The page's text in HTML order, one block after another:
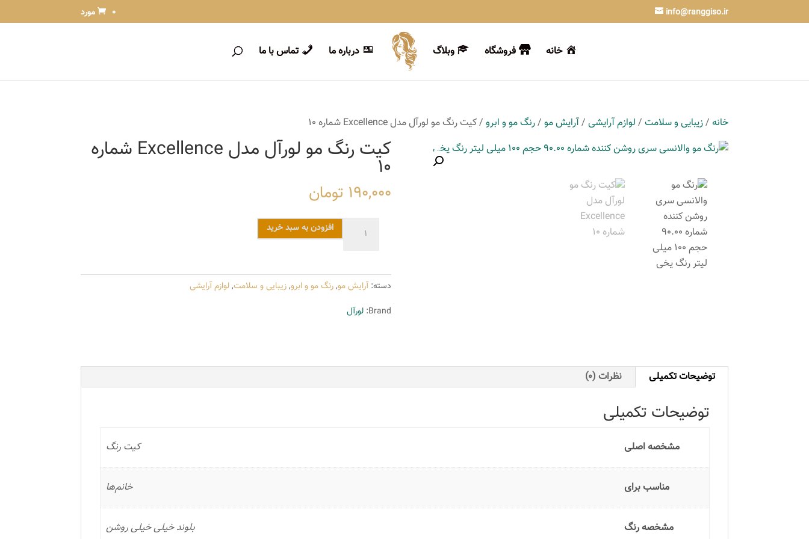
info@ranggiso.ir 0 مورد
خانه فروشگاه وبلاگ درباره ما تماس با ما
خانه /زیبایی و سلامت / لوازم آرایشی /آرایش مو /رنگ مو و ابرو / کیت رنگ مو لورآل مدل Excellence شماره 10
کیت رنگ مو لورآل مدل Excellence شماره
10
190,000 تومان
لورآل
مدل
Excellence
افزودن به سبد خرید
دسته:آرایش مو,رنگ مو و ابرو,زیبایی و سلامت,لوازم آرایشی
Brand: لورآل
توضیحات تکمیلی نظرات (0)
توضیحات تکمیلی
مشخصه اصلی کیت رنگ
مناسب برای خانم‌ها
مشخصه رنگ بلوند خیلی خیلی روشن